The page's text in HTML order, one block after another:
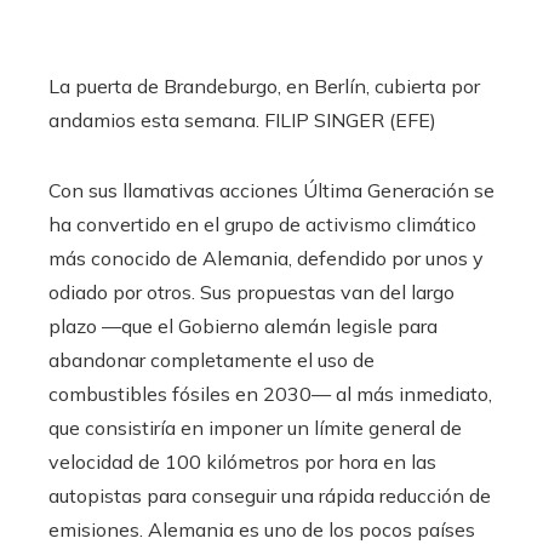
La puerta de Brandeburgo, en Berlín, cubierta por
andamios esta semana. FILIP SINGER (EFE)
Con sus llamativas acciones Última Generación se
ha convertido en el grupo de activismo climático
más conocido de Alemania, defendido por unos y
odiado por otros. Sus propuestas van del largo
plazo —que el Gobierno alemán legisle para
abandonar completamente el uso de
combustibles fósiles en 2030— al más inmediato,
que consistiría en imponer un límite general de
velocidad de 100 kilómetros por hora en las
autopistas para conseguir una rápida reducción de
emisiones. Alemania es uno de los pocos países